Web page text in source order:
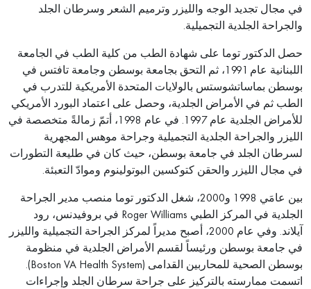
في مجال تجديد الوجه والليزر وترميم الشعر وسرطان الجلد
والجراحة الجلدية التجميلية.
حصل الدكتور توما على شهادة الطب من كلية الطب في الجامعة
اللبنانية عام 1991، ثم التحق بجامعة بوسطن وجامعة تافتس في
بوسطن بماساتشوستس بالولايات المتحدة الأمريكية للتدرب في
الطب ثم في الأمراض الجلدية، وحصل على اعتماد البورد الأمريكي
للأمراض الجلدية عام 1997. في عام 1998، أتمّ زمالةً متخصصة في
الليزر والجراحة الجلدية التجميلية وجراحة موهس المجهرية
لسرطان الجلد في جامعة بوسطن، حيث كان في طليعة التطورات
في مجال الليزر والحقن كتوكسين البوتولينوم وموادّ التعبئة.
بين عامَي 1998 و2000، شغل الدكتور توما منصب مدير الجراحة
الجلدية في المركز الطبي Roger Williams في بروفيدنس، رود
آيلاند. وفي عام 2000، أصبح مديراً لمركز الجراحة التجميلية والليزر
في جامعة بوسطن ورئيساً لقسم الأمراض الجلدية في منظومة
بوسطن الصحية للمحاربين القدامى (Boston VA Health System).
اتسمت ممارسته بالتركيز على جراحة سرطان الجلد وإجراءات